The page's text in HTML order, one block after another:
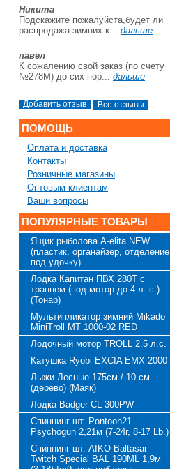
Никита
Подскажите пожалуйста,будет ли
распродажа зимних к... дальше
павел
К сожалению свой заказ (по счету
№278М) до сих пор... дальше
Все отзывы
ПОМОЩЬ
Оплата и доставка
Контакты
Розничные магазины
Оптовым клиентам
Ваши вопросы
ПОПУЛЯРНЫЕ ТОВАРЫ
Ящик рыболова A-elita NEW
(пластик, органайзер, отделение
под удочку)
Лодка Капитан ПВХ 280Т с
транцем (под мотор до 4 л. с.)
(Тонар)
Мультипликатор зимний Mikado
MiniTroll MT 1000-02 RED
Лодочный мотор TROLL 2.5 л.с.
Катушка Ryobi EXCIA EMX 2000
Лыжи Лесные 175см / 10 см
(дерево) (Маяк)
Лодка Badger CL 300PW
Спиннинг шт. Pontoon21
Psychogun 2,21м (7-24г, 8-17 Lb.)
Спиннинг шт. AIKO Baltasar
Twitch Special BAL 190ML 1,9м